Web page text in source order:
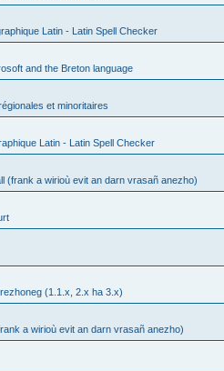
Latin - Latin Spell Checker
and the Breton language
et minoritaires
Latin - Latin Spell Checker
(frank a wirioù evit an darn vrasañ anezho)
(1.1.x, 2.x ha 3.x)
a wirioù evit an darn vrasañ anezho)